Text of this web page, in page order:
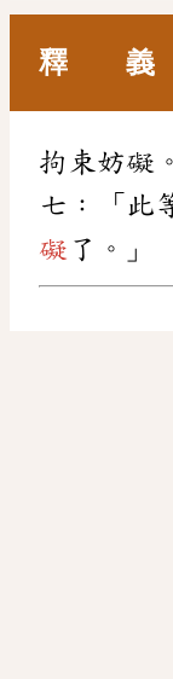
釋 義
拘束妨礙
七：「此
礙 了。」